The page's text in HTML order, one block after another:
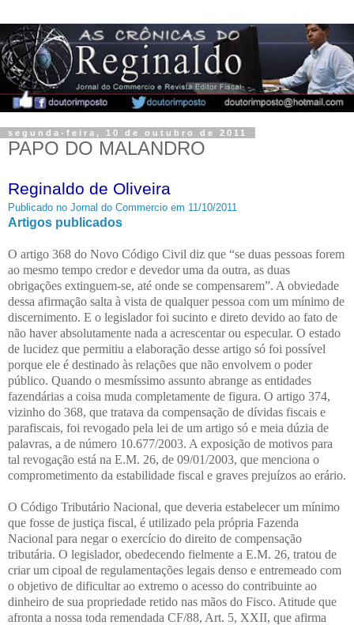
segunda-feira, 10 de outubro de 2011
PAPO DO MALANDRO
Reginaldo de Oliveira
Publicado no Jornal do Commercio em 11/10/2011
Artigos publicados
O artigo 368 do Novo Código Civil diz que “se duas pessoas forem
ao mesmo tempo credor e devedor uma da outra, as duas
obrigações extinguem-se, até onde se compensarem”. A obviedade
dessa afirmação salta à vista de qualquer pessoa com um mínimo de
discernimento. E o legislador foi sucinto e direto devido ao fato de
não haver absolutamente nada a acrescentar ou especular. O estado
de lucidez que permitiu a elaboração desse artigo só foi possível
porque ele é destinado às relações que não envolvem o poder
público. Quando o mesmíssimo assunto abrange as entidades
fazendárias a coisa muda completamente de figura. O artigo 374,
vizinho do 368, que tratava da compensação de dívidas fiscais e
parafiscais, foi revogado pela lei de um artigo só e meia dúzia de
palavras, a de número 10.677/2003. A exposição de motivos para
tal revogação está na E.M. 26, de 09/01/2003, que menciona o
comprometimento da estabilidade fiscal e graves prejuízos ao erário.
O Código Tributário Nacional, que deveria estabelecer um mínimo
que fosse de justiça fiscal, é utilizado pela própria Fazenda
Nacional para negar o exercício do direito de compensação
tributária. O legislador, obedecendo fielmente a E.M. 26, tratou de
criar um cipoal de regulamentações legais denso e entremeado com
o objetivo de dificultar ao extremo o acesso do contribuinte ao
dinheiro de sua propriedade retido nas mãos do Fisco. Atitude que
afronta a nossa toda remendada CF/88, Art. 5, XXII, que afirma